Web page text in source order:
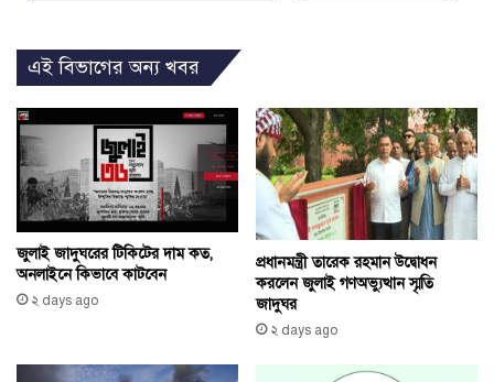
এই বিভাগের অন্য খবর
জুলাই জাদুঘরের টিকিটের দাম কত,
অনলাইনে কিভাবে কাটবেন
২ days ago
প্রধানমন্ত্রী তারেক রহমান উদ্বোধন
করলেন জুলাই গণঅভ্যুত্থান স্মৃতি
জাদুঘর
২ days ago